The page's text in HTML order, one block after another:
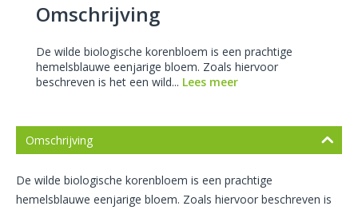
Omschrijving
De wilde biologische korenbloem is een prachtige
hemelsblauwe eenjarige bloem. Zoals hiervoor
beschreven is het een wild... Lees meer
Omschrijving
De wilde biologische korenbloem is een prachtige
hemelsblauwe eenjarige bloem. Zoals hiervoor beschreven is